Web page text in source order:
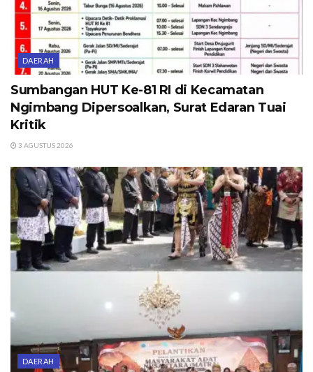
DAERAH
Sumbangan HUT Ke-81 RI di Kecamatan
Ngimbang Dipersoalkan, Surat Edaran Tuai
Kritik
3 AGUSTUS 2026
DAERAH